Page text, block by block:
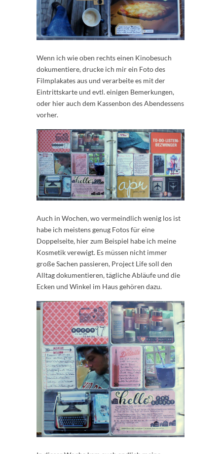
Wenn ich wie oben rechts einen Kinobesuch
dokumentiere, drucke ich mir ein Foto des
Filmplakates aus und verarbeite es mit der
Eintrittskarte und evtl. einigen Bemerkungen,
oder hier auch dem Kassenbon des Abendessens
vorher.
Auch in Wochen, wo vermeindlich wenig los ist
habe ich meistens genug Fotos für eine
Doppelseite, hier zum Beispiel habe ich meine
Kosmetik verewigt. Es müssen nicht immer
große Sachen passieren, Project Life soll den
Alltag dokumentieren, tägliche Abläufe und die
Ecken und Winkel im Haus gehören dazu.